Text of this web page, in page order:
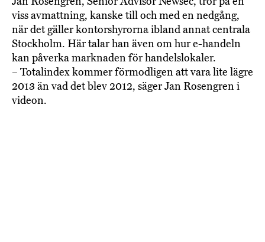
viss avmattning, kanske till och med en nedgång,
när det gäller kontorshyrorna ibland annat centrala
Stockholm. Här talar han även om hur e-handeln
kan påverka marknaden för handelslokaler.
– Totalindex kommer förmodligen att vara lite lägre
2013 än vad det blev 2012, säger Jan Rosengren i
videon.